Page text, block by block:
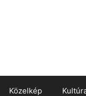
Közelkép